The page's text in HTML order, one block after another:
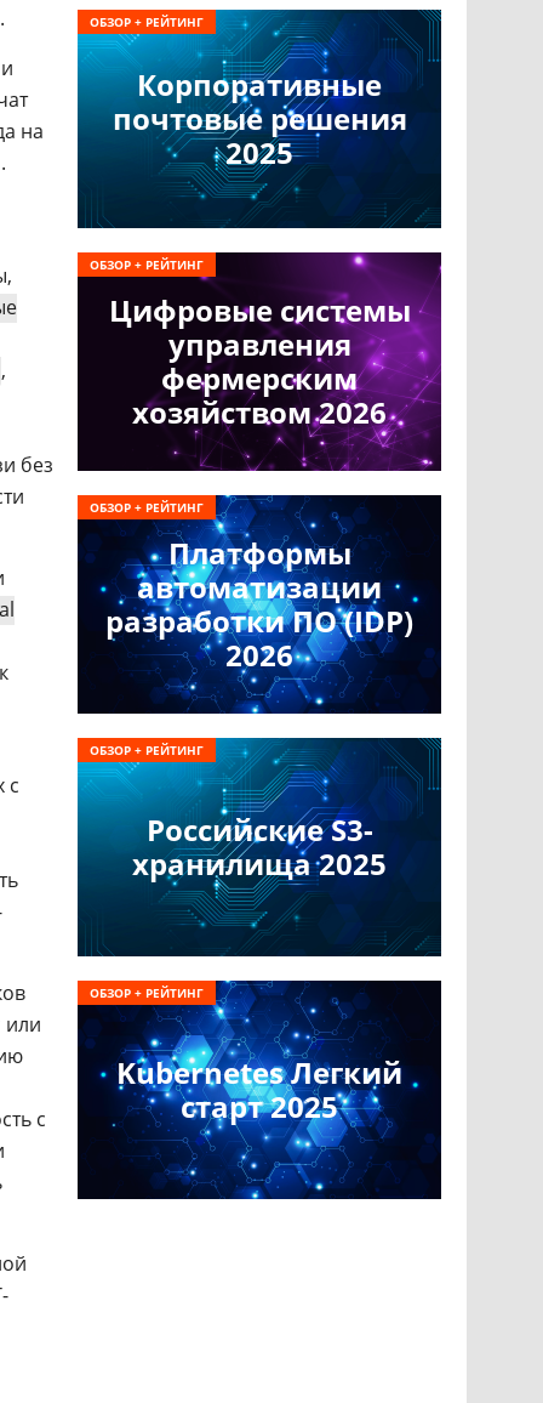
.
на
,
без
с
или
с
Корпоративные
почтовые решения
2025
ОБЗОР + РЕЙТИНГ
Цифровые системы
управления
фермерским
хозяйством 2026
ОБЗОР + РЕЙТИНГ
Платформы
автоматизации
разработки ПО (IDP)
2026
ОБЗОР + РЕЙТИНГ
Российские S3-
хранилища 2025
ОБЗОР + РЕЙТИНГ
Kubernetes Легкий
старт 2025
ОБЗОР + РЕЙТИНГ